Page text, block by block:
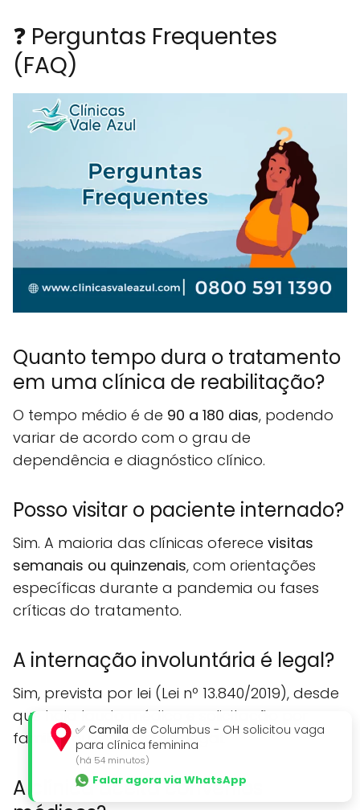
❓ Perguntas Frequentes
(FAQ)
Quanto tempo dura o tratamento
em uma clínica de reabilitação?
O tempo médio é de 90 a 180 dias, podendo
variar de acordo com o grau de
dependência e diagnóstico clínico.
Posso visitar o paciente internado?
Sim. A maioria das clínicas oferece visitas
semanais ou quinzenais, com orientações
específicas durante a pandemia ou fases
críticas do tratamento.
A internação involuntária é legal?
Sim, prevista por lei (Lei nº 13.840/2019), desde
que haja laudo médico e solicitação por
familiar ou responsável legal.
A clínica aceita convênios
✅ Camila de Columbus - OH solicitou vaga
para clínica feminina
(há 54 minutos)
Falar agora via WhatsApp